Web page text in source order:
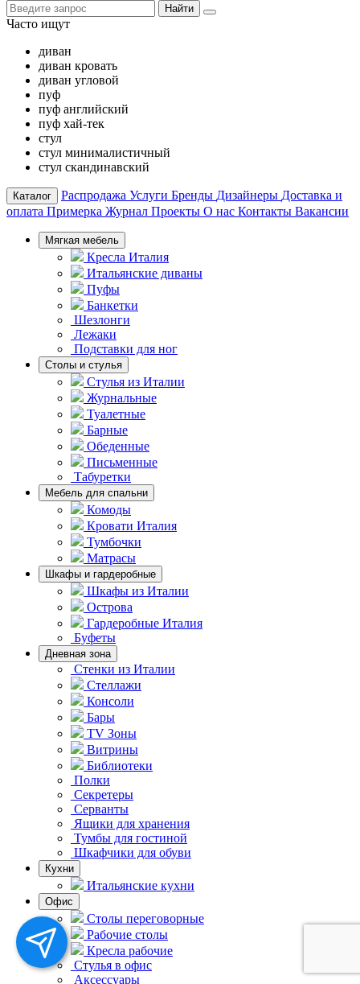
Найти
Часто ищут
диван
диван кровать
диван угловой
пуф
пуф английский
пуф хай-тек
стул
стул минималистичный
стул скандинавский
Каталог Распродажа Услуги Бренды Дизайнеры Доставка и
оплата Примерка Журнал Проекты О нас Контакты Вакансии
Мягкая мебель
Кресла Италия
Итальянские диваны
Пуфы
Банкетки
Шезлонги
Лежаки
Подставки для ног
Столы и стулья
Стулья из Италии
Журнальные
Туалетные
Барные
Обеденные
Письменные
Табуретки
Мебель для спальни
Комоды
Кровати Италия
Тумбочки
Матрасы
Шкафы и гардеробные
Шкафы из Италии
Острова
Гардеробные Италия
Буфеты
Дневная зона
Стенки из Италии
Стеллажи
Консоли
Бары
TV Зоны
Витрины
Библиотеки
Полки
Секретеры
Серванты
Ящики для хранения
Тумбы для гостиной
Шкафчики для обуви
Кухни
Итальянские кухни
Офис
Столы переговорные
Рабочие столы
Кресла рабочие
Стулья в офис
Аксессуары